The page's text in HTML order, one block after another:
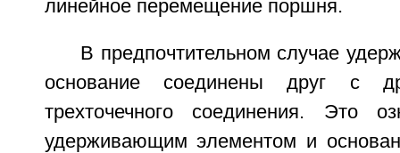
линейное перемещение поршня.
В предпочтительном случае
основание соединены друг с
трехточечного соединения. Это
удерживающим элементом и